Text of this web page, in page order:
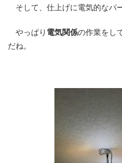
そして、仕上げに電気的なパ
やっぱり 電気関係の作業をし
だね。